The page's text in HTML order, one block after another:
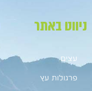
ניווט באתר
עצים
פרגולות עץ